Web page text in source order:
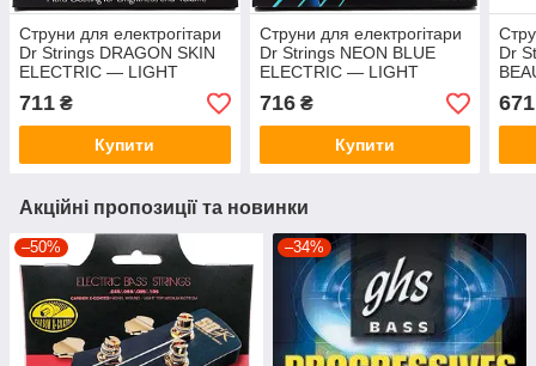
Струни для електрогітари
Dr Strings DRAGON SKIN
ELECTRIC — LIGHT
711 ₴
Купити
Струни для електрогітари
Dr Strings NEON BLUE
ELECTRIC — LIGHT
716₴
Купити
Dr
671
Акційні пропозиції та новинки
–50% –34%